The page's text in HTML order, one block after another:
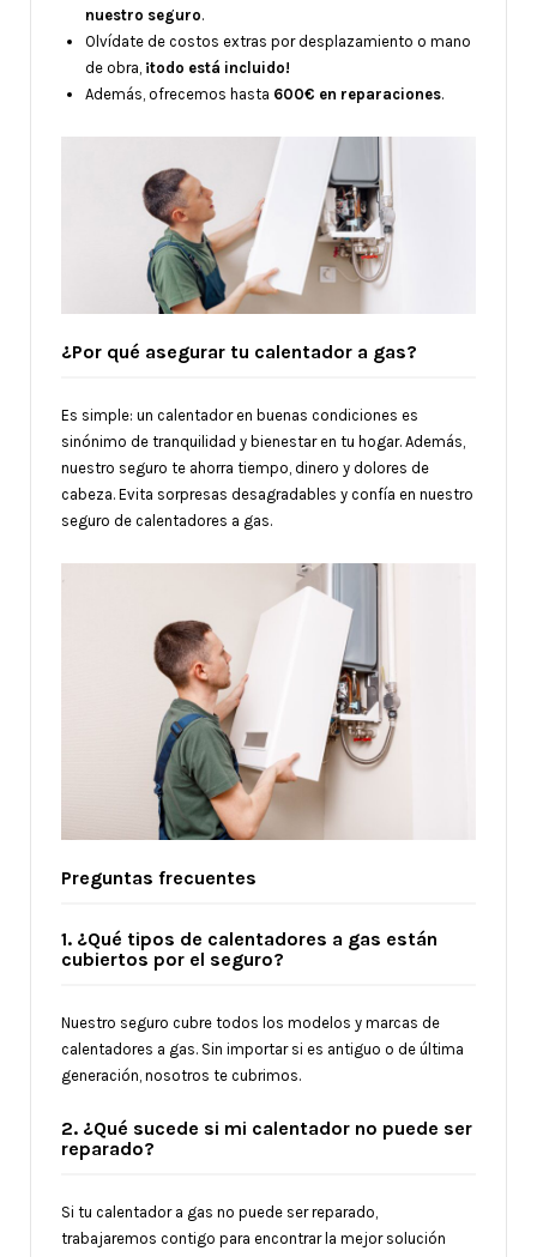
nuestro seguro.
Olvídate de costos extras por desplazamiento o mano
de obra, ¡todo está incluido!
Además, ofrecemos hasta 600€ en reparaciones.
¿Por qué asegurar tu calentador a gas?
Es simple: un calentador en buenas condiciones es
sinónimo de tranquilidad y bienestar en tu hogar. Además,
nuestro seguro te ahorra tiempo, dinero y dolores de
cabeza. Evita sorpresas desagradables y confía en nuestro
seguro de calentadores a gas.
Preguntas frecuentes
1. ¿Qué tipos de calentadores a gas están
cubiertos por el seguro?
Nuestro seguro cubre todos los modelos y marcas de
calentadores a gas. Sin importar si es antiguo o de última
generación, nosotros te cubrimos.
2. ¿Qué sucede si mi calentador no puede ser
reparado?
Si tu calentador a gas no puede ser reparado,
trabajaremos contigo para encontrar la mejor solución